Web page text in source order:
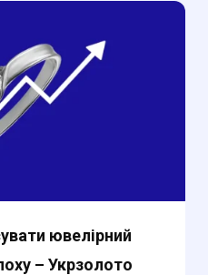
ювелірний
– Укрзолото